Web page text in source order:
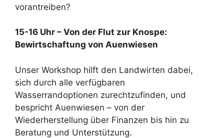
vorantreiben?
15-16 Uhr – Von der Flut zur Knospe:
Bewirtschaftung von Auenwiesen
Unser Workshop hilft den Landwirten dabei,
sich durch alle verfügbaren
Wasserrandoptionen zurechtzufinden, und
bespricht Auenwiesen – von der
Wiederherstellung über Finanzen bis hin zu
Beratung und Unterstützung.